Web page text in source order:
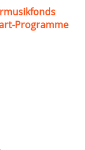
Programme